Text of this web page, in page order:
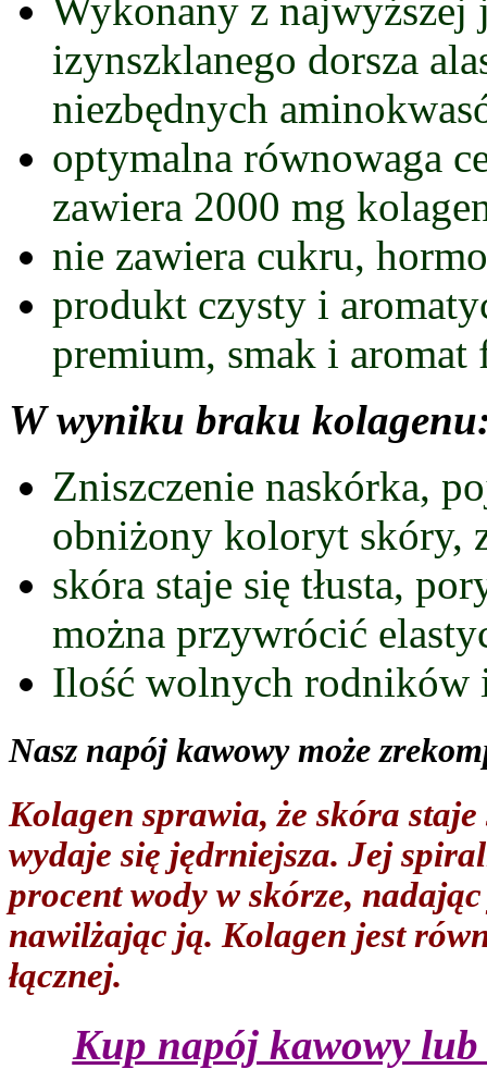
Wykonany z
izynszklanego dorsza
niezbędnych
optymalna równowaga
zawiera 2000 mg
nie zawiera cukru,
produkt czysty i
premium, smak i aromat
W wyniku braku
Zniszczenie naskórka,
obniżony koloryt skóry,
skóra staje się tłusta,
można przywrócić
Ilość wolnych rodników
Nasz napój kawowy może
Kolagen sprawia, że skóra
wydaje się jędrniejsza. Jej
procent wody w skórze,
nawilżając ją. Kolagen jest
łącznej.
Kup napój kawowy